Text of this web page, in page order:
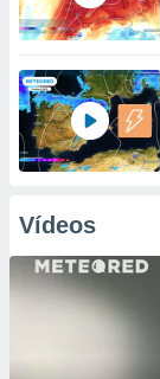
Vídeos